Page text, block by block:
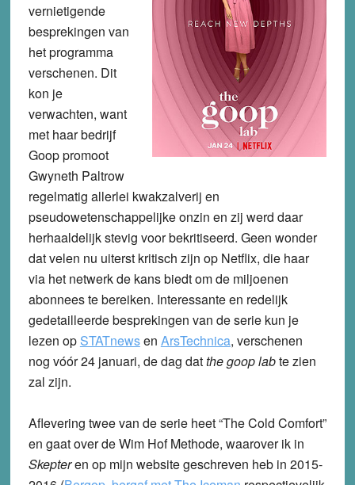
vernietigende
besprekingen van
het programma
verschenen. Dit
kon je
verwachten, want
met haar bedrijf
Goop promoot
Gwyneth Paltrow
regelmatig allerlei kwakzalverij en
pseudowetenschappelijke onzin en zij werd daar
herhaaldelijk stevig voor bekritiseerd. Geen wonder
dat velen nu uiterst kritisch zijn op Netflix, die haar
via het netwerk de kans biedt om de miljoenen
abonnees te bereiken. Interessante en redelijk
gedetailleerde besprekingen van de serie kun je
lezen op STATnewsen ArsTechnica, verschenen
nog vóór 24 januari, de dag datthe goop labte zien
zal zijn.
Aflevering twee van de serie heet “The Cold Comfort”
en gaat over de Wim Hof Methode, waarover ik in
Skepteren op mijn website geschreven heb in 2015-